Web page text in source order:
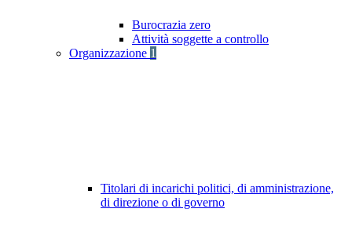
Burocrazia zero
Attività soggette a controllo
Organizzazione 1
Titolari di incarichi politici, di amministrazione,
di direzione o di governo